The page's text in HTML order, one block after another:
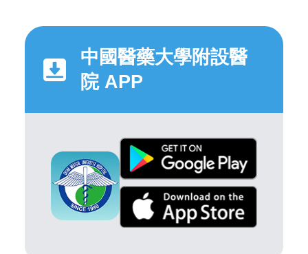
中國醫藥大學附設醫
院 APP